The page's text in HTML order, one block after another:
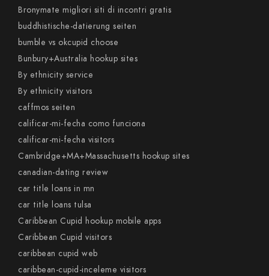
Bronymate migliori siti di incontri gratis
buddhistische-datierung seiten
bumble vs okcupid choose
Bunbury+Australia hookup sites
By ethnicity service
By ethnicity visitors
caffmos seiten
calificar-mi-fecha como funciona
calificar-mi-fecha visitors
Cambridge+MA+Massachusetts hookup sites
canadian-dating review
car title loans in mn
car title loans tulsa
Caribbean Cupid hookup mobile apps
Caribbean Cupid visitors
caribbean cupid web
caribbean-cupid-inceleme visitors